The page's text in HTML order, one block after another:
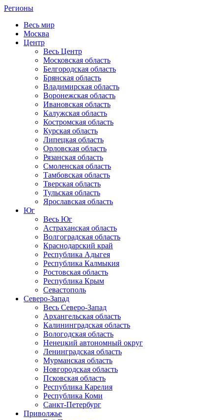
Регионы
Весь мир
Москва
Центр
Весь Центр
Московская область
Белгородская область
Брянская область
Владимирская область
Воронежская область
Ивановская область
Калужская область
Костромская область
Курская область
Липецкая область
Орловская область
Рязанская область
Смоленская область
Тамбовская область
Тверская область
Тульская область
Ярославская область
Юг
Весь Юг
Астраханская область
Волгоградская область
Краснодарский край
Республика Адыгея
Республика Калмыкия
Ростовская область
Республика Крым
Севастополь
Северо-Запад
Весь Северо-Запад
Архангельская область
Калининградская область
Вологодская область
Ненецкий автономный округ
Ленинградская область
Мурманская область
Новгородская область
Псковская область
Республика Карелия
Республика Коми
Санкт-Петербург
Приволжье